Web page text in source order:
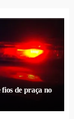
de praça no